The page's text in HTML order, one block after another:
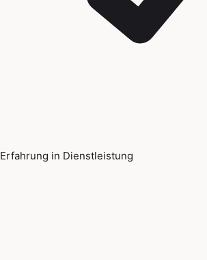
Erfahrung in Dienstleistung